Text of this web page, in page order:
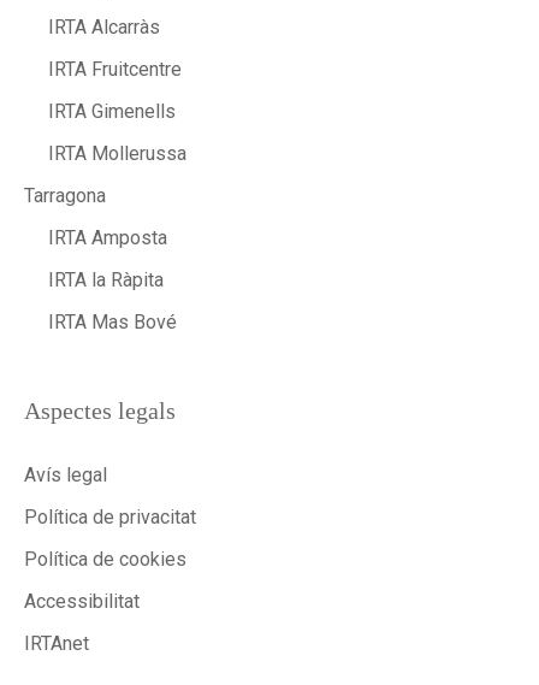
IRTA Alcarràs
IRTA Fruitcentre
IRTA Gimenells
IRTA Mollerussa
Tarragona
IRTA Amposta
IRTA la Ràpita
IRTA Mas Bové
Aspectes legals
Avís legal
Política de privacitat
Política de cookies
Accessibilitat
IRTAnet